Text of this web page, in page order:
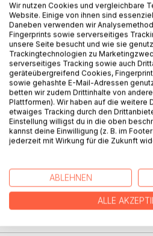
BESCHREIBUNG
Theaterstück in spanischer und
Sprache für die spanische
Klagenfurt.
PRESSESTIMMEN
Wir nutzen Cookies und vergleichbare
Website. Einige von ihnen sind
Daneben verwenden wir
Fingerprints sowie serverseitiges
unsere Seite besucht und wie sie
Trackingtechnologien zu
serverseitiges Tracking sowie auch
geräteübergreifend Cookies,
sowie gehashte E-Mail-Adressen
betten wir zudem Drittinhalte von
Plattformen). Wir haben auf die weitere
etwaiges Tracking durch den
Einstellung willigst du in die oben
kannst deine Einwilligung (z. B. im
jederzeit mit Wirkung für die Zukunft
ABLEHNEN
ALLE